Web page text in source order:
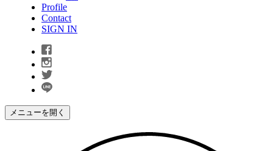
Profile
Contact
SIGN IN
メニューを開く